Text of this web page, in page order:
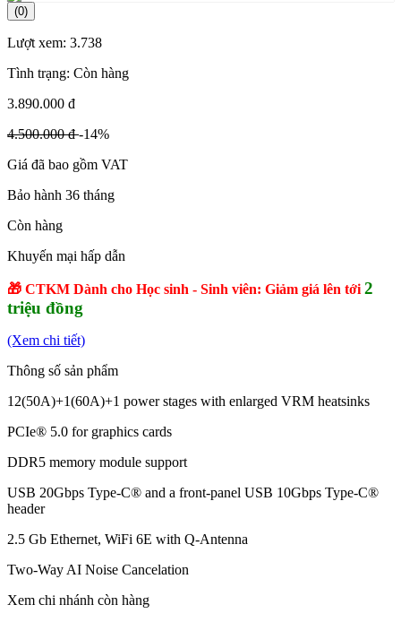
(0)
Lượt xem: 3.738
Tình trạng: Còn hàng
3.890.000 đ
4.500.000 đ-14%
Giá đã bao gồm VAT
Bảo hành 36 tháng
Còn hàng
Khuyến mại hấp dẫn
🎁 CTKM Dành cho Học sinh - Sinh viên: Giảm giá lên tới 2
triệu đồng
(Xem chi tiết)
Thông số sản phẩm
12(50A)+1(60A)+1 power stages with enlarged VRM heatsinks
PCIe® 5.0 for graphics cards
DDR5 memory module support
USB 20Gbps Type-C® and a front-panel USB 10Gbps Type-C®
header
2.5 Gb Ethernet, WiFi 6E with Q-Antenna
Two-Way AI Noise Cancelation
Xem chi nhánh còn hàng